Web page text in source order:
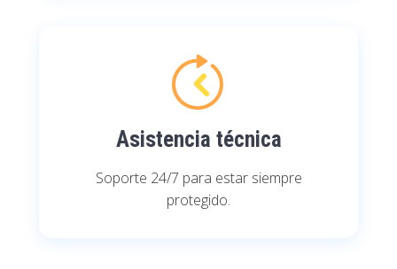
Asistencia técnica
Soporte 24/7 para estar siempre
protegido.